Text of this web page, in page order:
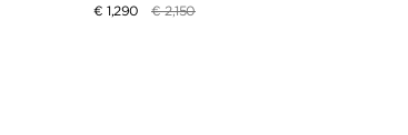
€ 1,290
Prix réduit de
€ 2,150à